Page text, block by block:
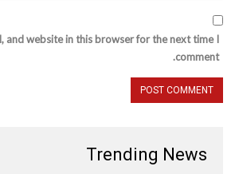
and website in this browser for the next time I
comment.
Trending News